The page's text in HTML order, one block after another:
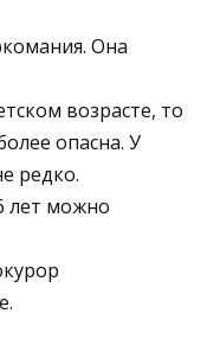
Она
возрасте, то
опасна. У
редко.
лет можно